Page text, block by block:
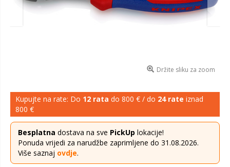
Držite sliku za zoom
Kupujte na rate: Do 12 rata do 800 € / do 24 rate iznad
800 €
Besplatna dostava na sve PickUp lokacije!
Ponuda vrijedi za narudžbe zaprimljene do 31.08.2026.
Više saznaj ovdje.